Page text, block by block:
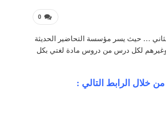
0
… حيث يسر مؤسسة التحاضير الحديثة
وغيرهم لكل درس من دروس مادة لغتي بكل
خلال الرابط التالي :